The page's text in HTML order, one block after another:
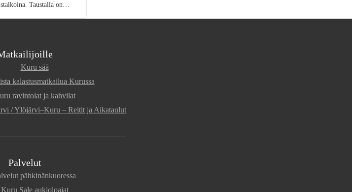
Taustalla on
Kurun eteen. Lisäksi
[…]
Kuru sää
kalastusmatkailua Kurussa
ravintolat ja kahvilat
/ Ylöjärvi–Kuru – Reitit ja Aikataulut
Palvelut
pähkinänkuoressa
Kuru Sale aukioloajat